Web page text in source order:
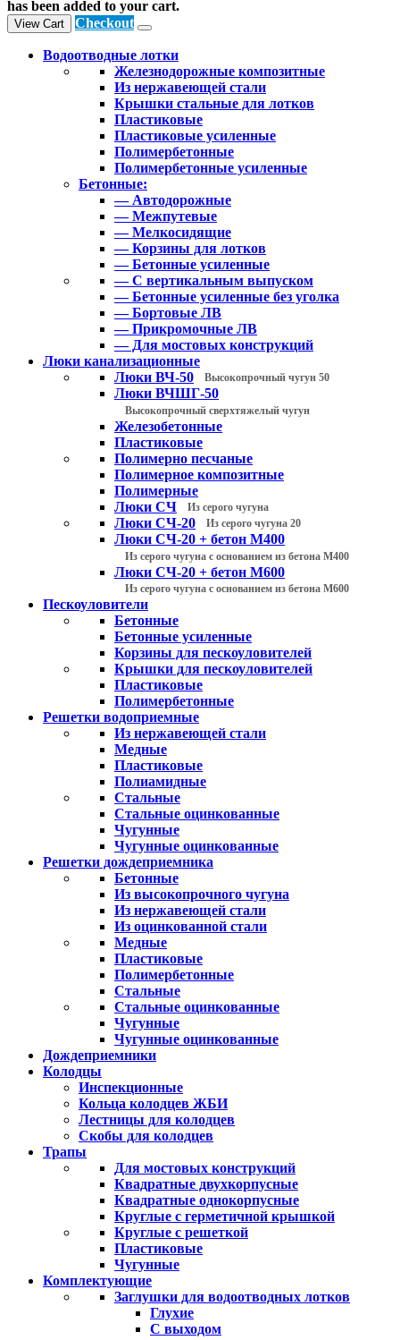
has been added to your cart.
View Cart Checkout
Водоотводные лотки
Железнодорожные композитные
Из нержавеющей стали
Крышки стальные для лотков
Пластиковые
Пластиковые усиленные
Полимербетонные
Полимербетонные усиленные
Бетонные:
— Автодорожные
— Межпутевые
— Мелкосидящие
— Корзины для лотков
— Бетонные усиленные
— С вертикальным выпуском
— Бетонные усиленные без уголка
— Бортовые ЛВ
— Прикромочные ЛВ
— Для мостовых конструкций
Люки канализационные
Люки ВЧ-50
Высокопрочный чугун 50
Люки ВЧШГ-50
Высокопрочный сверхтяжелый чугун
Железобетонные
Пластиковые
Полимерно песчаные
Полимерное композитные
Полимерные
Люки СЧ
Из серого чугуна
Люки СЧ-20 Из серого чугуна 20
Люки СЧ-20 + бетон М400
Из серого чугуна с основанием из бетона М400
Люки СЧ-20 + бетон М600
Из серого чугуна с основанием из бетона М600
Пескоуловители
Бетонные
Бетонные усиленные
Корзины для пескоуловителей
Крышки для пескоуловителей
Пластиковые
Полимербетонные
Решетки водоприемные
Из нержавеющей стали
Медные
Пластиковые
Полиамидные
Стальные
Стальные оцинкованные
Чугунные
Чугунные оцинкованные
Решетки дождеприемника
Бетонные
Из высокопрочного чугуна
Из нержавеющей стали
Из оцинкованной стали
Медные
Пластиковые
Полимербетонные
Стальные
Стальные оцинкованные
Чугунные
Чугунные оцинкованные
Дождеприемники
Колодцы
Инспекционные
Кольца колодцев ЖБИ
Лестницы для колодцев
Скобы для колодцев
Трапы
Для мостовых конструкций
Квадратные двухкорпусные
Квадратные однокорпусные
Круглые с герметичной крышкой
Круглые с решеткой
Пластиковые
Чугунные
Комплектующие
Заглушки для водоотводных лотков
Глухие
С выходом